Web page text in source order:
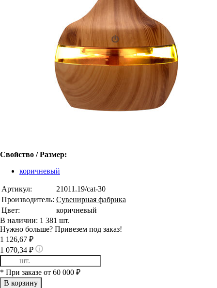
Свойство / Размер:
коричневый
Артикул:
21011.19/cat-30
Производитель: Сувенирная фабрика
Цвет:
коричневый
В наличии: 1 381 шт.
Нужно больше? Привезем под заказ!
1 126,67 ₽
1 070,34 ₽
* При заказе от 60 000 ₽